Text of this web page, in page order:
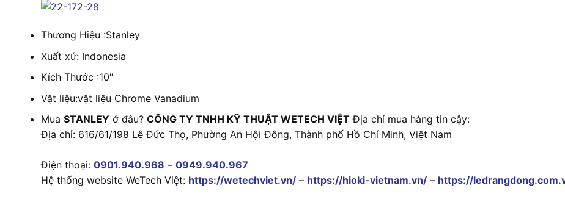
Thương Hiệu :Stanley
Xuất xứ: Indonesia
Kích Thước :10″
Vật liệu:vật liệu Chrome Vanadium
Mua STANLEY ở đâu? CÔNG TY TNHH KỸ THUẬT WETECH VIỆT Địa chỉ mua hàng tin cậy:
Địa chỉ: 616/61/198 Lê Đức Thọ, Phường An Hội Đông, Thành phố Hồ Chí Minh, Việt Nam
Điện thoại: 0901.940.968 – 0949.940.967
Hệ thống website WeTech Việt: https://wetechviet.vn/ – https://hioki-vietnam.vn/ – https://